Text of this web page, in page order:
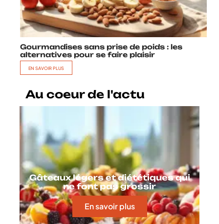
Gourmandises sans prise de poids : les
alternatives pour se faire plaisir
EN SAVOIR PLUS
Au coeur de l'actu
Gâteaux légers et diététiques qui
ne font pas grossir
En savoir plus